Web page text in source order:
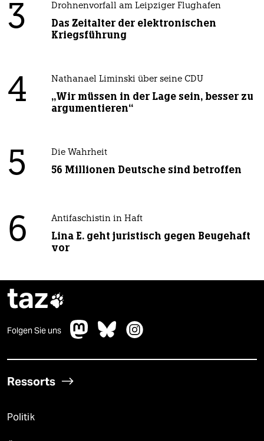
3 Drohnenvorfall am Leipziger Flughafen
Das Zeitalter der elektronischen
Kriegsführung
4 Nathanael Liminski über seine CDU
„Wir müssen in der Lage sein, besser zu
argumentieren“
5 Die Wahrheit
56 Millionen Deutsche sind betroffen
6 Antifaschistin in Haft
Lina E. geht juristisch gegen Beugehaft
vor
taz
Folgen Sie uns
Ressorts
Politik